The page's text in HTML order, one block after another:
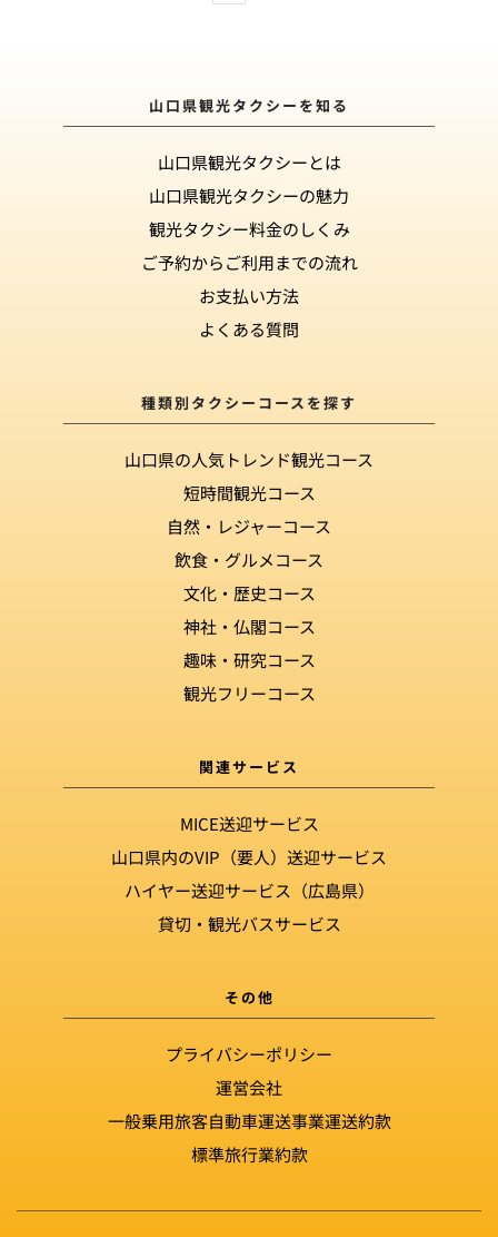
山口県観光タクシーを知る
山口県観光タクシーとは
山口県観光タクシーの魅力
観光タクシー料金のしくみ
ご予約からご利用までの流れ
お支払い方法
よくある質問
種類別タクシーコースを探す
山口県の人気トレンド観光コース
短時間観光コース
自然・レジャーコース
飲食・グルメコース
文化・歴史コース
神社・仏閣コース
趣味・研究コース
観光フリーコース
関連サービス
MICE送迎サービス
山口県内のVIP（要人）送迎サービス
ハイヤー送迎サービス（広島県）
貸切・観光バスサービス
その他
プライバシーポリシー
運営会社
一般乗用旅客自動車運送事業運送約款
標準旅行業約款